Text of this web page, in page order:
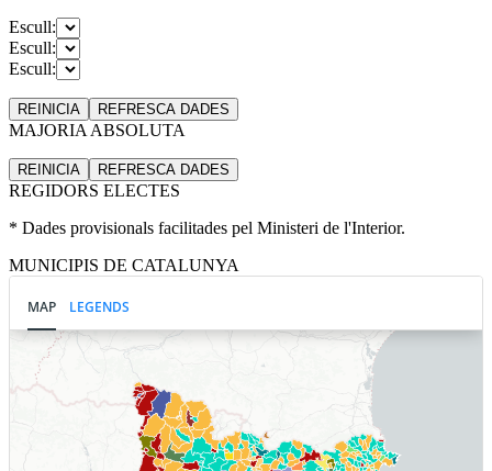
Escull:
Escull:
Escull:
REINICIA REFRESCA DADES
MAJORIA ABSOLUTA
REINICIA REFRESCA DADES
REGIDORS ELECTES
* Dades provisionals facilitades pel Ministeri de l'Interior.
MUNICIPIS DE CATALUNYA